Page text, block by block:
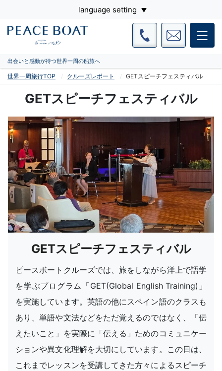
language setting
出会いと感動が待つ世界一周の船旅へ
世界一周旅行TOP クルーズレポート GETスピーチフェスティバル
GETスピーチフェスティバル
GETスピーチフェスティバル
ピースボートクルーズでは、旅をしながら洋上で語学
を学ぶプログラム「GET(Global English Training)」
を実施しています。英語の他にスペイン語のクラスも
あり、単語や文法などをただ覚えるのではなく、「伝
えたいこと」を実際に「伝える」ためのコミュニケー
ションや異文化理解を大切にしています。この日は、
これまでレッスンを受講してきた方々によるスピーチ